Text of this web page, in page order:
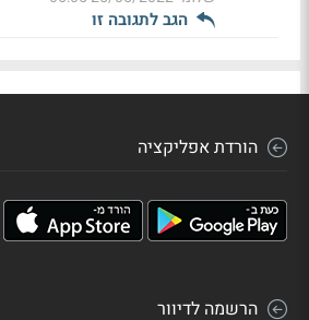
הגב לתגובה זו
הורדת אפליקציה
הרשמה לדיוור